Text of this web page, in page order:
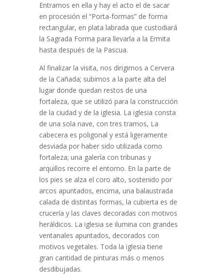
Entramos en ella y hay el acto el de sacar
en procesión el “Porta-formas” de forma
rectangular, en plata labrada que custodiará
la Sagrada Forma para llevarla a la Ermita
hasta después de la Pascua.
Al finalizar la visita, nos dirigimos a Cervera
de la Cañada; subimos a la parte alta del
lugar donde quedan restos de una
fortaleza, que se utilizó para la construcción
de la ciudad y de la iglesia. La iglesia consta
de una sola nave, con tres tramos, La
cabecera es poligonal y está ligeramente
desviada por haber sido utilizada como
fortaleza; una galería con tribunas y
arquillos recorre el entorno. En la parte de
los pies se alza el coro alto, sostenido por
arcos apuntados, encima, una balaustrada
calada de distintas formas, la cubierta es de
crucería y las claves decoradas con motivos
heráldicos. La iglesia se ilumina con grandes
ventanales apuntados, decorados con
motivos vegetales. Toda la iglesia tiene
gran cantidad de pinturas más o menos
desdibujadas.